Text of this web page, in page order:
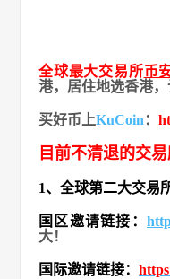
全球最大交易所币
港，居住地选香港，
买好币上KuCoin ：
目前不清退的交易
1、全球第二大交易
国区邀请链接：
大！
国际邀请链接：